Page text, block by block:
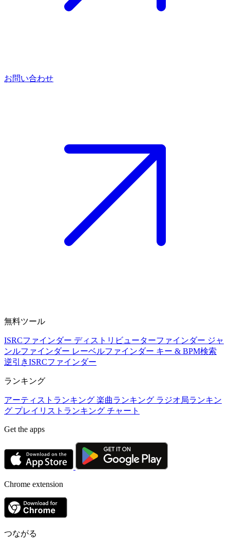
お問い合わせ
無料ツール
ISRCファインダー ディストリビューターファインダー ジャ
ンルファインダー レーベルファインダー キー & BPM検索
逆引きISRCファインダー
ランキング
アーティストランキング 楽曲ランキング ラジオ局ランキン
グ プレイリストランキング チャート
Get the apps
Chrome extension
つながる